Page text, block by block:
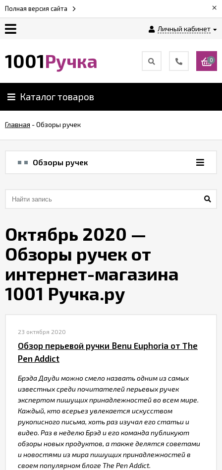
Полная версия сайта ×
Личный кабинет
Обзоры
1001Ручка 0
Каталог товаров
Главная -Обзоры ручек
Октябрь 2020 —
Обзоры ручек от
интернет-магазина
1001 Ручка.ру
23 октября 2020
Обзор перьевой ручки Benu Euphoria от The
Pen Addict
Брэда Дауди можно смело назвать одним из самых
известных среди почитателей перьевых ручек
экспертом пишущих принадлежностей во всем мире.
Каждый, кто всерьез увлекается искусством
рукописного письма, хоть раз изучал его статьи и
видео. Раз в неделю Брэд и его команда публикуют
обзоры новых продуктов, а также делятся советами
и новостями из мира пишущих принадлежностей в
своем популярном блоге The PenAddict.
Обзоры ручек